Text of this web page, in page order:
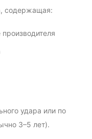
содержащая:
удара или по
3–5 лет).